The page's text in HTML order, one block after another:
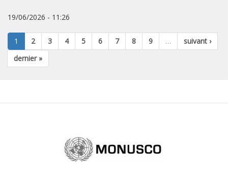
19/06/2026 - 11:26
1 2 3 4 5 6 7 8 9 …
suivant ›
dernier »